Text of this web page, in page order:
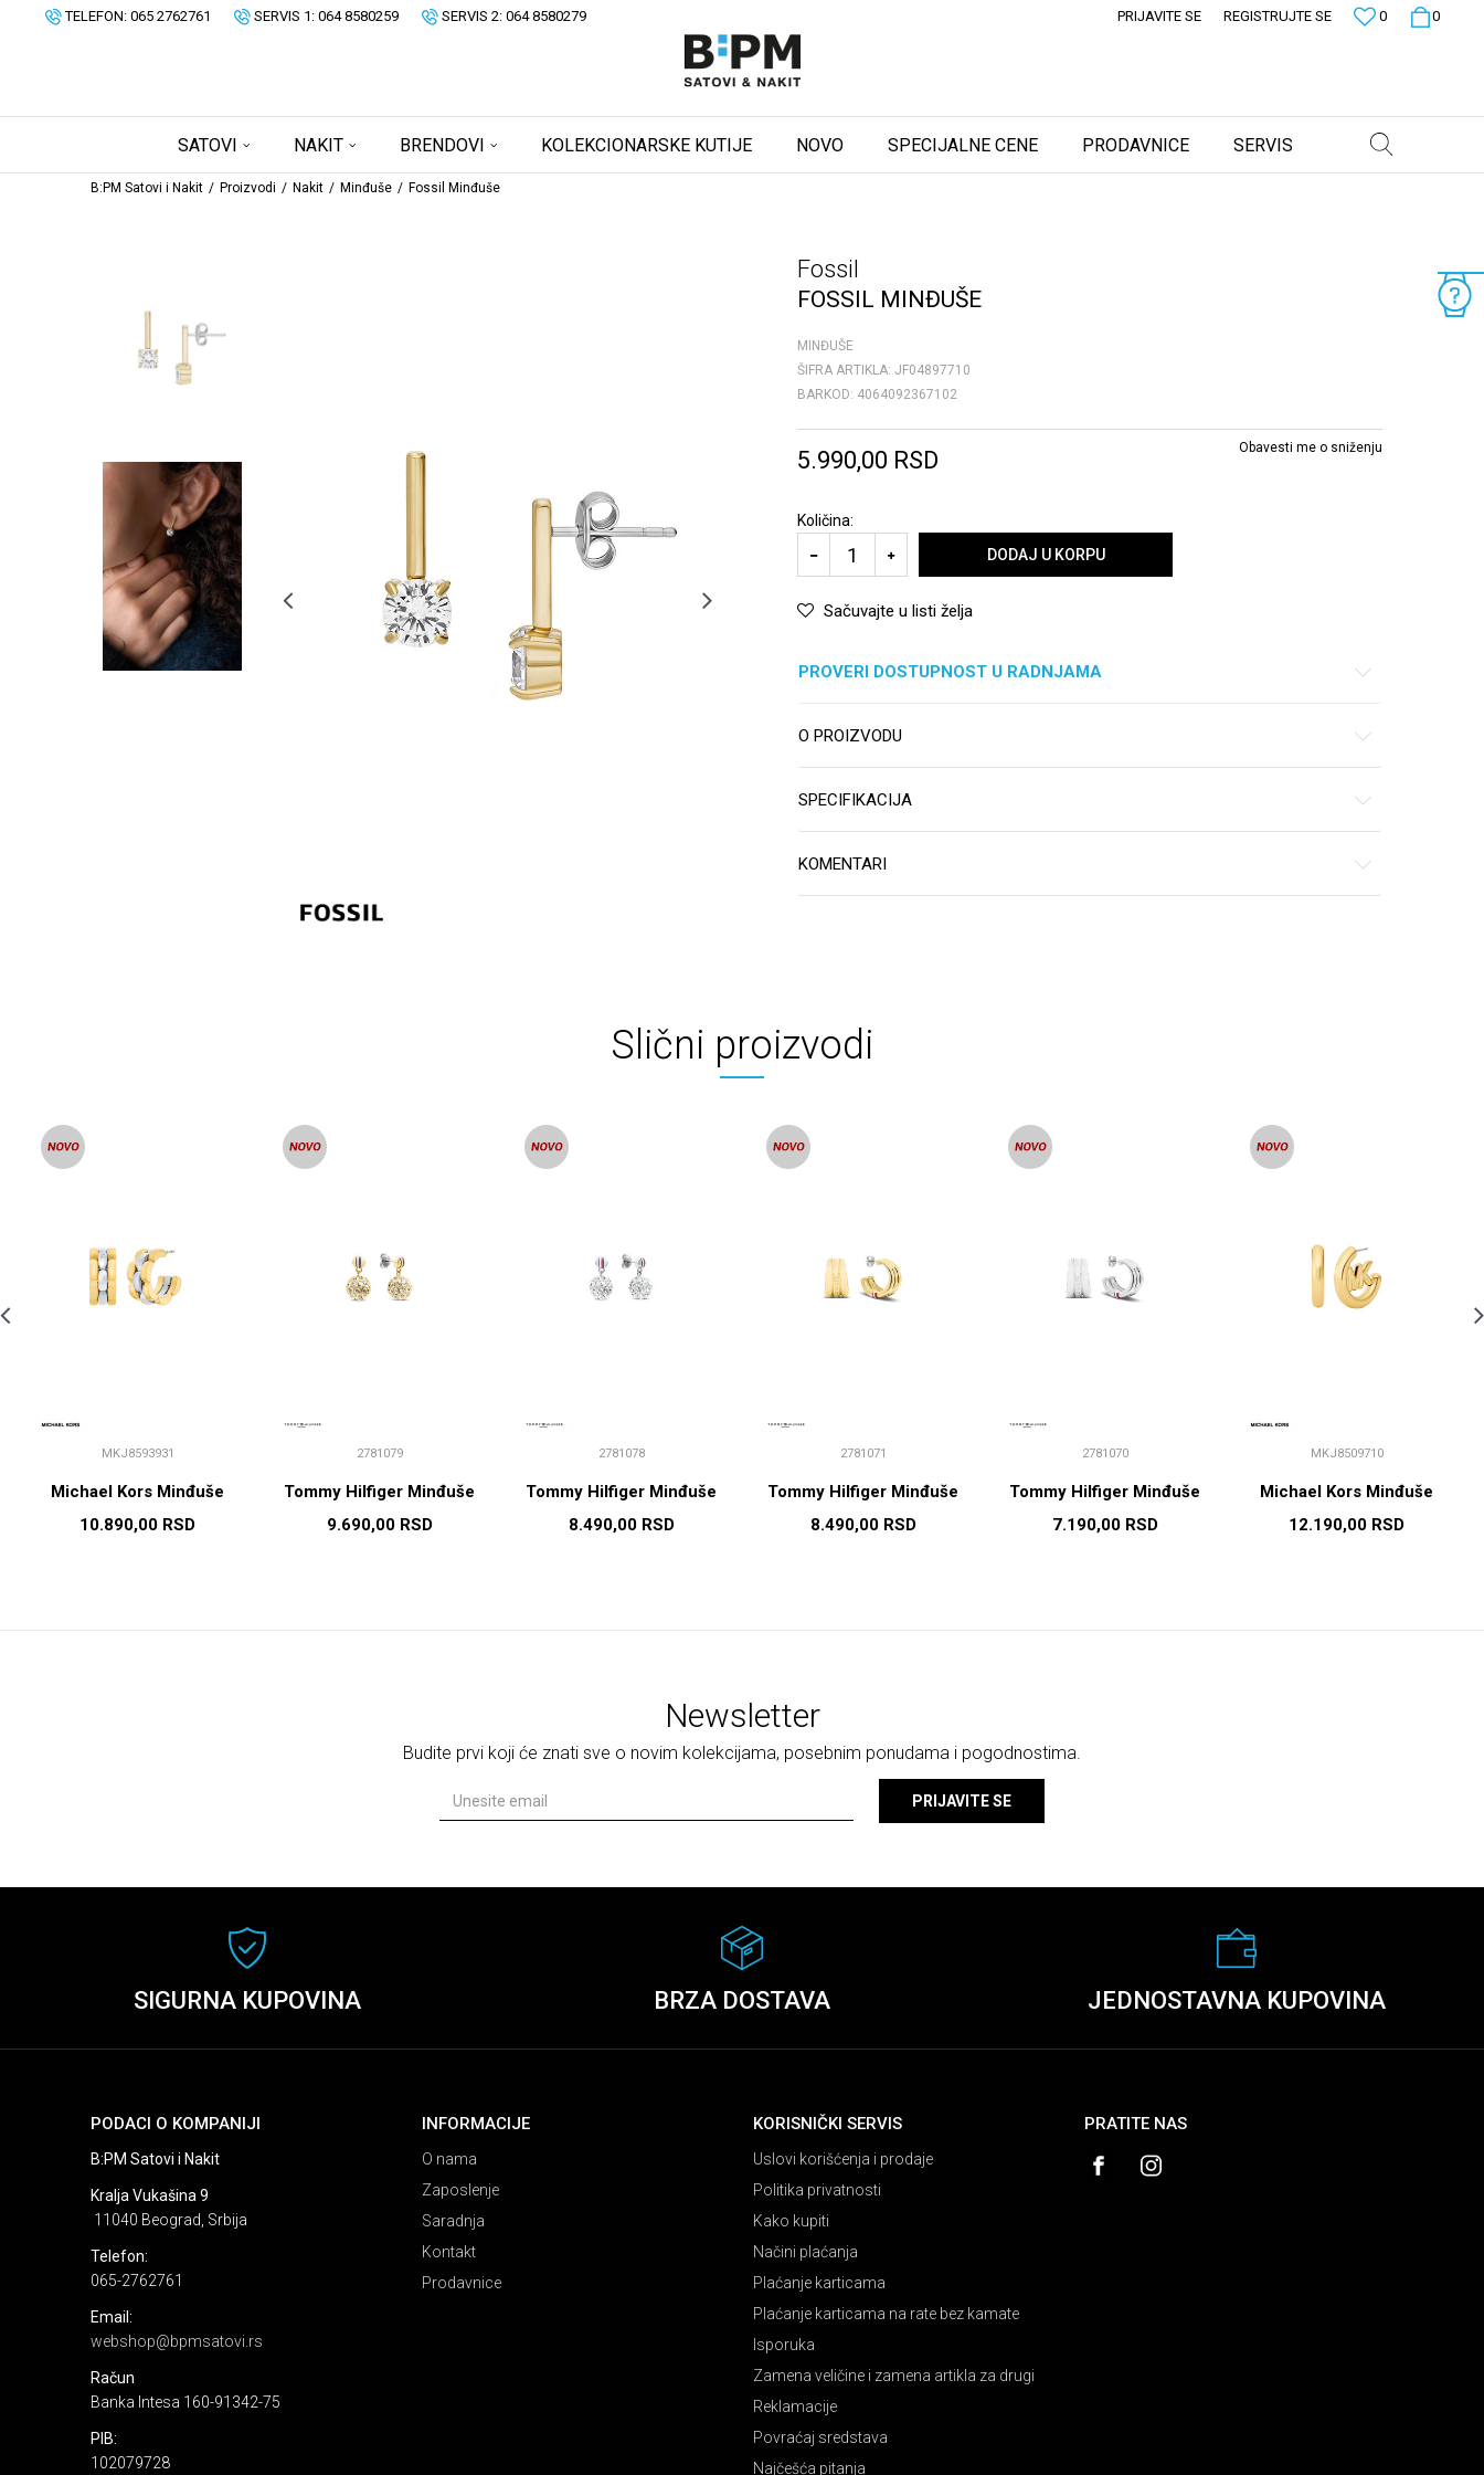
TELEFON: 065 2762761 SERVIS 1: 064 8580259 SERVIS 2: 064 8580279 0
0
PRIJAVITE SE REGISTRUJTE SE
SATOVI NAKIT BRENDOVI KOLEKCIONARSKE KUTIJE NOVO SPECIJALNE CENE PRODAVNICE SERVIS
B:PM Satovi i Nakit Proizvodi Nakit Minđuše Fossil Minđuše
Fossil
FOSSIL MINĐUŠE
MINĐUŠE
ŠIFRA ARTIKLA: JF04897710
BARKOD: 4064092367102
5.990,00 RSD Obavesti me o sniženju
Količina:
DODAJ U KORPU
Sačuvajte u listi želja
PROVERI DOSTUPNOST U RADNJAMA
O PROIZVODU
SPECIFIKACIJA
KOMENTARI
Slični proizvodi
MKJ8593931
Michael Kors Minđuše
10.890,00 RSD
2781079
Tommy Hilfiger Minđuše
9.690,00 RSD
2781078
Tommy Hilfiger Minđuše
8.490,00 RSD
2781071
Tommy Hilfiger Minđuše
8.490,00 RSD
2781070
Tommy Hilfiger Minđuše
7.190,00 RSD
MKJ8509710
Michael Kors Minđuše
12.190,00 RSD
Newsletter
Budite prvi koji će znati sve o novim kolekcijama, posebnim ponudama i pogodnostima.
PRIJAVITE SE
SIGURNA KUPOVINA BRZA DOSTAVA JEDNOSTAVNA KUPOVINA
PODACI O KOMPANIJI
B:PM Satovi i Nakit
Kralja Vukašina 9
11040 Beograd, Srbija
Telefon:
065-2762761
Email:
webshop@bpmsatovi.rs
Račun
Banka Intesa 160-91342-75
PIB:
102079728
INFORMACIJE
O nama
Zaposlenje
Saradnja
Kontakt
Prodavnice
KORISNIČKI SERVIS
Uslovi korišćenja i prodaje
Politika privatnosti
Kako kupiti
Načini plaćanja
Plaćanje karticama
Plaćanje karticama na rate bez kamate
Isporuka
Zamena veličine i zamena artikla za drugi
Reklamacije
Povraćaj sredstava
Najčešća pitanja
PRATITE NAS